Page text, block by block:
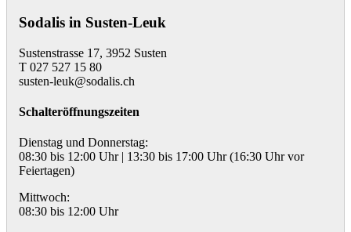
Sodalis in Susten-Leuk
Sustenstrasse 17, 3952 Susten
T 027 527 15 80
susten-leuk@sodalis.ch
Schalteröffnungszeiten
Dienstag und Donnerstag:
08:30 bis 12:00 Uhr | 13:30 bis 17:00 Uhr (16:30 Uhr vor
Feiertagen)
Mittwoch:
08:30 bis 12:00 Uhr